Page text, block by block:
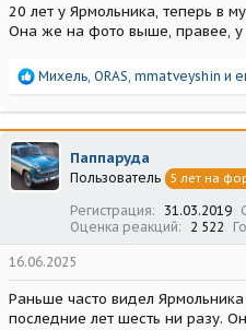
20 лет у Ярмольника, теперь в
Она же на фото выше, правее, у
Р
а
к
ц
и
и
Михель ORAS mmatveyshin и
Паппаруда
Пользователь 5 лет на
Регистрация 31.03.2019
Оценка реакций
2 522
16.06.2025
Раньше часто видел
последние лет шесть ни разу.